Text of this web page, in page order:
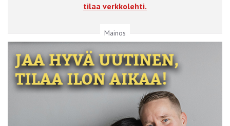
tilaa verkkolehti.
Mainos